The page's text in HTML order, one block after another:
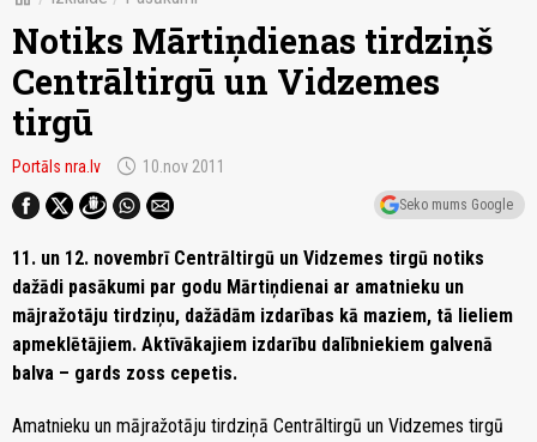
Notiks Mārtiņdienas tirdziņš
Centrāltirgū un Vidzemes
tirgū
Portāls nra.lv schedule 10.nov 2011
Seko mums Google
11. un 12. novembrī Centrāltirgū un Vidzemes tirgū notiks
dažādi pasākumi par godu Mārtiņdienai ar amatnieku un
mājražotāju tirdziņu, dažādām izdarības kā maziem, tā lieliem
apmeklētājiem. Aktīvākajiem izdarību dalībniekiem galvenā
balva – gards zoss cepetis.
Amatnieku un mājražotāju tirdziņā Centrāltirgū un Vidzemes tirgū